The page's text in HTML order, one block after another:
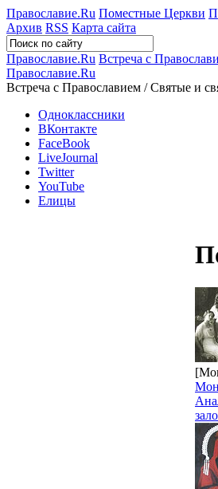
Православие.Ru Поместные Церкви
Архив RSS Карта сайта
Православие.Ru Встреча с
Православие.Ru
Встреча с Православием / Святые и
Одноклассники
ВКонтакте
FaceBook
LiveJournal
Twitter
YouTube
Елицы